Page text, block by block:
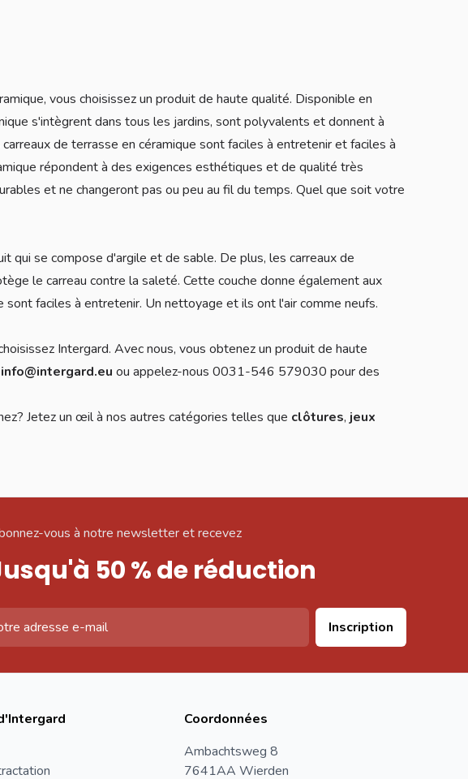
vous choisissez un produit de haute qualité. Disponible en
s'intègrent dans tous les jardins, sont polyvalents et donnent à
de terrasse en céramique sont faciles à entretenir et faciles à
répondent à des exigences esthétiques et de qualité très
et ne changeront pas ou peu au fil du temps. Quel que soit votre
qui se compose d'argile et de sable. De plus, les carreaux de
le carreau contre la saleté. Cette couche donne également aux
sont faciles à entretenir. Un nettoyage et ils ont l'air comme neufs.
Intergard. Avec nous, vous obtenez un produit de haute
info@intergard.eu ou appelez-nous 0031-546 579030 pour des
Jetez un œil à nos autres catégories telles que clôtures, jeux
vous à notre newsletter et recevez
50 % de réduction
Inscription
Coordonnées
Ambachtsweg 8
7641AA Wierden